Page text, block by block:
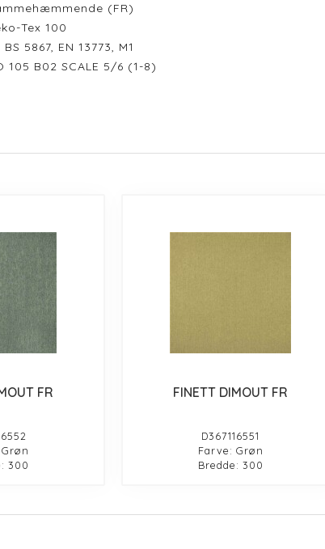
(FR)
Tex 100
BS 5867, EN 13773, M1
105 B02 SCALE 5/6 (1-8)
FR
300
FINETT DIMOUT FR
D367116551
Farve: Grøn
Bredde: 300